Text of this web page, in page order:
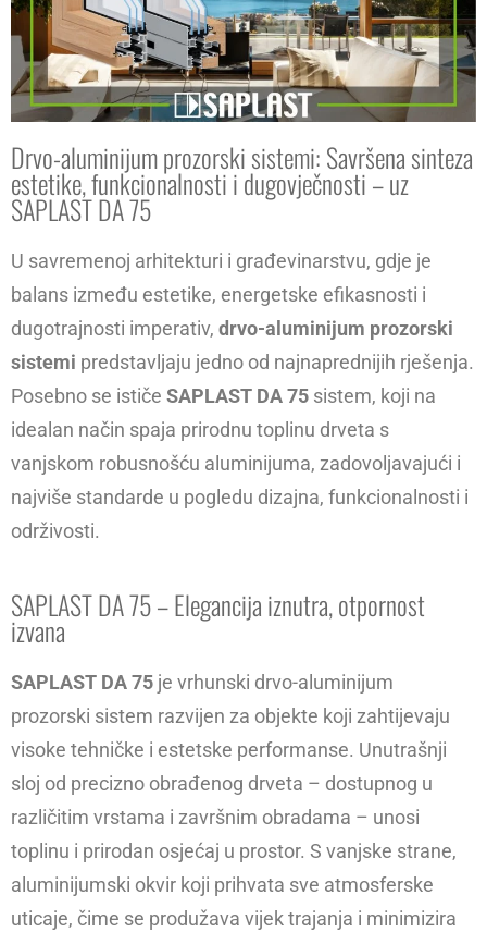
Drvo-aluminijum prozorski sistemi: Savršena sinteza
estetike, funkcionalnosti i dugovječnosti – uz
SAPLAST DA 75
U savremenoj arhitekturi i građevinarstvu, gdje je
balans između estetike, energetske efikasnosti i
dugotrajnosti imperativ, drvo-aluminijum prozorski
sistemi predstavljaju jedno od najnaprednijih rješenja.
Posebno se ističe SAPLAST DA 75 sistem, koji na
idealan način spaja prirodnu toplinu drveta s
vanjskom robusnošću aluminijuma, zadovoljavajući i
najviše standarde u pogledu dizajna, funkcionalnosti i
održivosti.
SAPLAST DA 75 – Elegancija iznutra, otpornost
izvana
SAPLAST DA 75 je vrhunski drvo-aluminijum
prozorski sistem razvijen za objekte koji zahtijevaju
visoke tehničke i estetske performanse. Unutrašnji
sloj od precizno obrađenog drveta – dostupnog u
različitim vrstama i završnim obradama – unosi
toplinu i prirodan osjećaj u prostor. S vanjske strane,
aluminijumski okvir koji prihvata sve atmosferske
uticaje, čime se produžava vijek trajanja i minimizira